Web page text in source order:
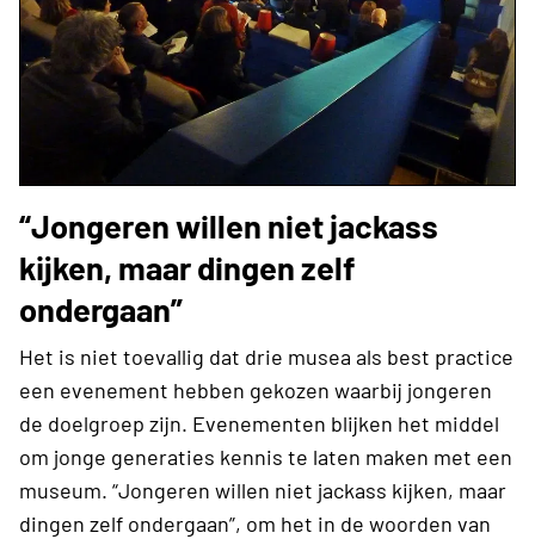
“Jongeren willen niet jackass
kijken, maar dingen zelf
ondergaan”
Het is niet toevallig dat drie musea als best practice
een evenement hebben gekozen waarbij jongeren
de doelgroep zijn. Evenementen blijken het middel
om jonge generaties kennis te laten maken met een
museum. “Jongeren willen niet jackass kijken, maar
dingen zelf ondergaan”, om het in de woorden van